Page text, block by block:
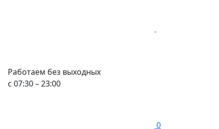
Работаем без выходных
с 07:30 – 23:00
0